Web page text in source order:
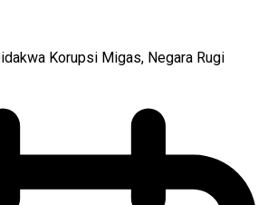
Korupsi Migas, Negara Rugi